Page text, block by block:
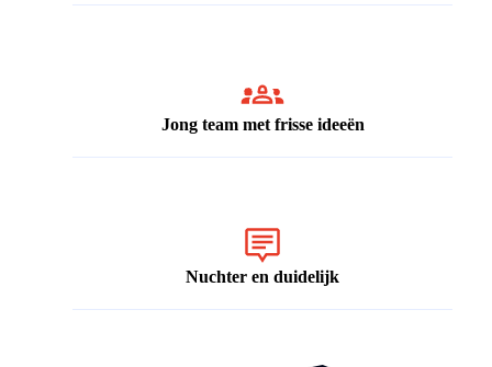
Jong team met frisse ideeën
Nuchter en duidelijk